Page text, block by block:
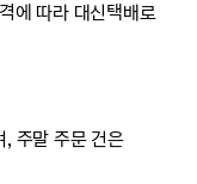
에 따라 대신택배로
, 주말 주문 건은